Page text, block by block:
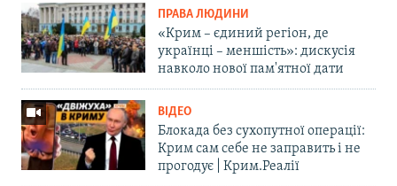
ПРАВА ЛЮДИНИ
«Крим – єдиний регіон, де
українці – меншість»: дискусія
навколо нової пам'ятної дати
ВІДЕО
Блокада без сухопутної операції:
Крим сам себе не заправить і не
прогодує | Крим.Реалії